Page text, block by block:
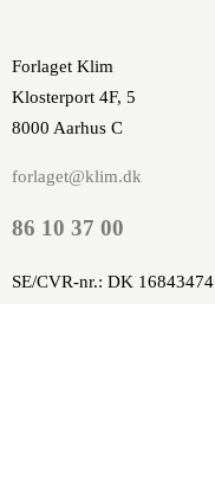
Forlaget Klim
Klosterport 4F, 5
8000 Aarhus C
forlaget@klim.dk
86 10 37 00
SE/CVR-nr.: DK 16843474